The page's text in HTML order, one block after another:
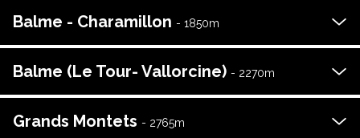
Balme - Charamillon - 1850m
Balme (Le Tour- Vallorcine) - 2270m
Grands Montets - 2765m